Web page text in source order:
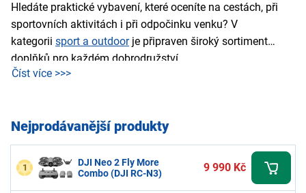
Hledáte praktické vybavení, které oceníte na cestách, při
sportovních aktivitách i při odpočinku venku? V
kategorii sport a outdoorje připraven široký sortiment
doplňků pro každém dobrodružství.
Číst více >>>
Nejprodávanější produkty
1
DJI Neo 2 Fly More
Combo (DJI RC-N3)
9 990 Kč